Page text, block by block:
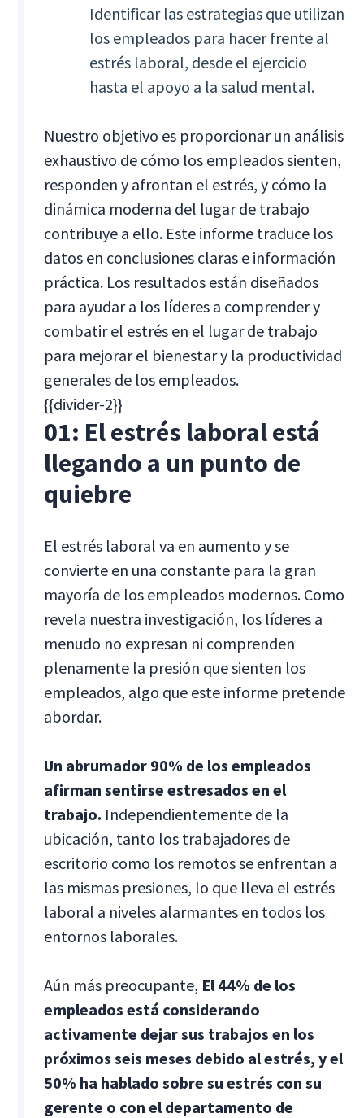
Identificar las estrategias que utilizan
los empleados para hacer frente al
estrés laboral, desde el ejercicio
hasta el apoyo a la salud mental.
Nuestro objetivo es proporcionar un análisis
exhaustivo de cómo los empleados sienten,
responden y afrontan el estrés, y cómo la
dinámica moderna del lugar de trabajo
contribuye a ello. Este informe traduce los
datos en conclusiones claras e información
práctica. Los resultados están diseñados
para ayudar a los líderes a comprender y
combatir el estrés en el lugar de trabajo
para mejorar el bienestar y la productividad
generales de los empleados.
{{divider-2}}
01: El estrés laboral está
llegando a un punto de
quiebre
El estrés laboral va en aumento y se
convierte en una constante para la gran
mayoría de los empleados modernos. Como
revela nuestra investigación, los líderes a
menudo no expresan ni comprenden
plenamente la presión que sienten los
empleados, algo que este informe pretende
abordar.
Un abrumador 90% de los empleados
afirman sentirse estresados en el
trabajo. Independientemente de la
ubicación, tanto los trabajadores de
escritorio como los remotos se enfrentan a
las mismas presiones, lo que lleva el estrés
laboral a niveles alarmantes en todos los
entornos laborales.
Aún más preocupante, El 44% de los
empleados está considerando
activamente dejar sus trabajos en los
próximos seis meses debido al estrés, y el
50% ha hablado sobre su estrés con su
gerente o con el departamento de